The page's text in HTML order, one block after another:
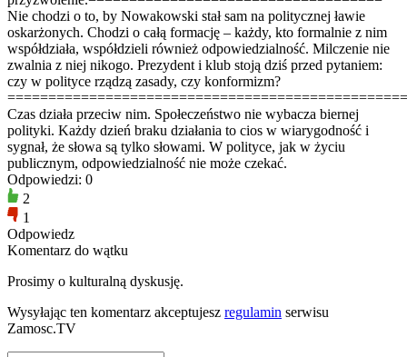
Nie chodzi o to, by Nowakowski stał sam na politycznej ławie
oskarżonych. Chodzi o całą formację – każdy, kto formalnie z nim
współdziała, współdzieli również odpowiedzialność. Milczenie nie
zwalnia z niej nikogo. Prezydent i klub stoją dziś przed pytaniem:
czy w polityce rządzą zasady, czy konformizm?
Czas działa przeciw nim. Społeczeństwo nie wybacza biernej
polityki. Każdy dzień braku działania to cios w wiarygodność i
sygnał, że słowa są tylko słowami. W polityce, jak w życiu
publicznym, odpowiedzialność nie może czekać.
Odpowiedzi: 0
2
1
Odpowiedz
Komentarz do wątku
Prosimy o kulturalną dyskusję.
Wysyłając ten komentarz akceptujesz regulamin serwisu
Zamosc.TV